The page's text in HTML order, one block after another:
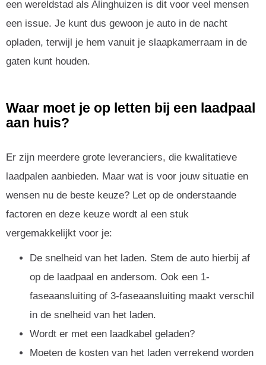
een wereldstad als Alinghuizen is dit voor veel mensen
een issue. Je kunt dus gewoon je auto in de nacht
opladen, terwijl je hem vanuit je slaapkamerraam in de
gaten kunt houden.
Waar moet je op letten bij een laadpaal
aan huis?
Er zijn meerdere grote leveranciers, die kwalitatieve
laadpalen aanbieden. Maar wat is voor jouw situatie en
wensen nu de beste keuze? Let op de onderstaande
factoren en deze keuze wordt al een stuk
vergemakkelijkt voor je:
De snelheid van het laden. Stem de auto hierbij af
op de laadpaal en andersom. Ook een 1-
faseaansluiting of 3-faseaansluiting maakt verschil
in de snelheid van het laden.
Wordt er met een laadkabel geladen?
Moeten de kosten van het laden verrekend worden